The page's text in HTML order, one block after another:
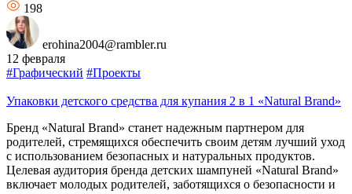
198
erohina2004@rambler.ru
12 февраля
#Графический #Проекты
Упаковки детского средства для купания 2 в 1 «Natural Brand»
Бренд «Natural Brand» станет надежным партнером для
родителей, стремящихся обеспечить своим детям лучший уход
с использованием безопасных и натуральных продуктов.
Целевая аудитория бренда детских шампуней «Natural Brand»
включает молодых родителей, заботящихся о безопасности и